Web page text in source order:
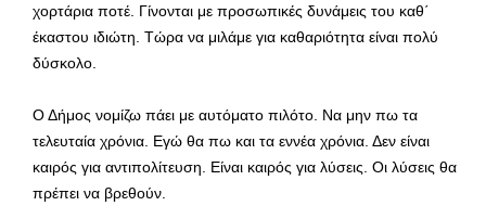
χορτάρια ποτέ. Γίνονται με προσωπικές δυνάμεις του καθ΄
έκαστου ιδιώτη. Τώρα να μιλάμε για καθαριότητα είναι πολύ
δύσκολο.
Ο Δήμος νομίζω πάει με αυτόματο πιλότο. Να μην πω τα
τελευταία χρόνια. Εγώ θα πω και τα εννέα χρόνια. Δεν είναι
καιρός για αντιπολίτευση. Είναι καιρός για λύσεις. Οι λύσεις θα
πρέπει να βρεθούν.